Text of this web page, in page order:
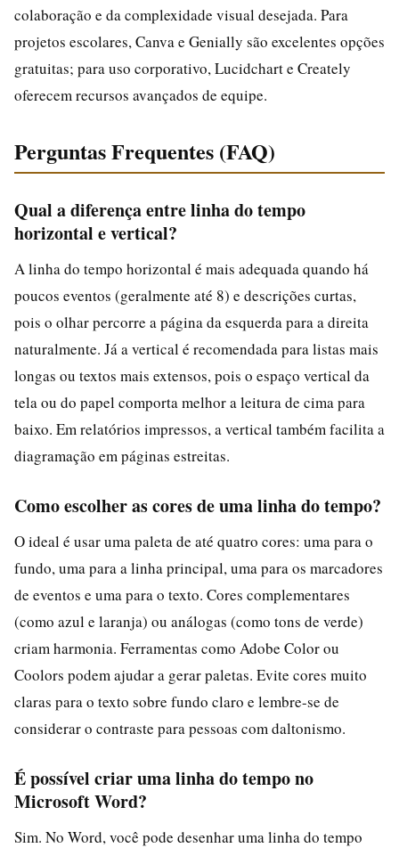
colaboração e da complexidade visual desejada. Para
projetos escolares, Canva e Genially são excelentes opções
gratuitas; para uso corporativo, Lucidchart e Creately
oferecem recursos avançados de equipe.
Perguntas Frequentes (FAQ)
Qual a diferença entre linha do tempo
horizontal e vertical?
A linha do tempo horizontal é mais adequada quando há
poucos eventos (geralmente até 8) e descrições curtas,
pois o olhar percorre a página da esquerda para a direita
naturalmente. Já a vertical é recomendada para listas mais
longas ou textos mais extensos, pois o espaço vertical da
tela ou do papel comporta melhor a leitura de cima para
baixo. Em relatórios impressos, a vertical também facilita a
diagramação em páginas estreitas.
Como escolher as cores de uma linha do tempo?
O ideal é usar uma paleta de até quatro cores: uma para o
fundo, uma para a linha principal, uma para os marcadores
de eventos e uma para o texto. Cores complementares
(como azul e laranja) ou análogas (como tons de verde)
criam harmonia. Ferramentas como Adobe Color ou
Coolors podem ajudar a gerar paletas. Evite cores muito
claras para o texto sobre fundo claro e lembre-se de
considerar o contraste para pessoas com daltonismo.
É possível criar uma linha do tempo no
Microsoft Word?
Sim. No Word, você pode desenhar uma linha do tempo